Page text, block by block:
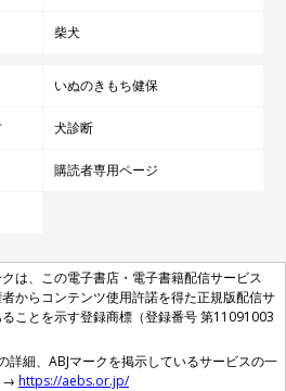
柴犬
いぬのきもち健保
犬診断
購読者専用ページ
は、この電子書店・電子書籍配信サービス
からコンテンツ使用許諾を得た正規版配信サ
ことを示す登録商標（登録番号 第11091003
詳細、ABJマークを掲示しているサービスの一
→ https://aebs.or.jp/